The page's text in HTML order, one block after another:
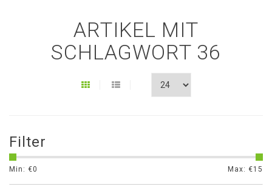
ARTIKEL MIT
SCHLAGWORT 36
Filter
Min: €0 Max: €15